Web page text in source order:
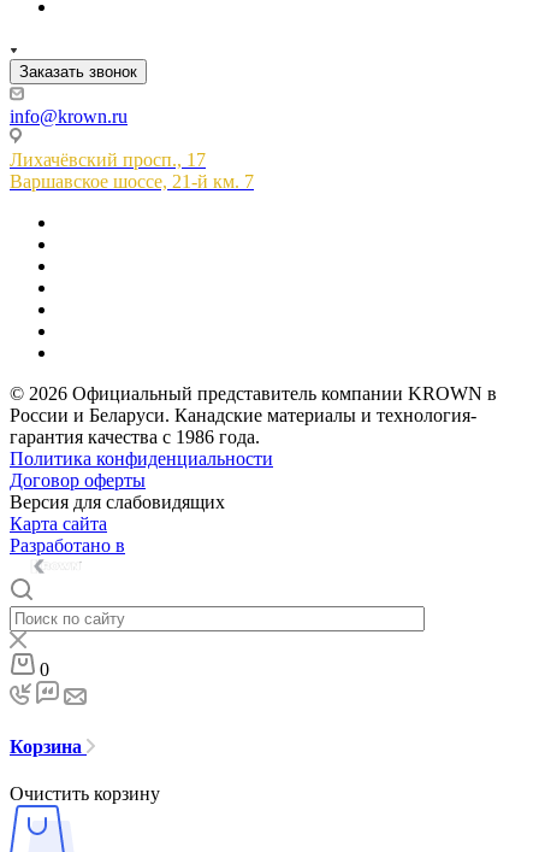
Заказать звонок
info@krown.ru
Лихачёвский просп., 17
Варшавское шоссе, 21-й км. 7
© 2026 Официальный представитель компании KROWN в
России и Беларуси. Канадские материалы и технология-
гарантия качества с 1986 года.
Политика конфиденциальности
Договор оферты
Версия для слабовидящих
Карта сайта
Разработано в
0
Корзина
Очистить корзину